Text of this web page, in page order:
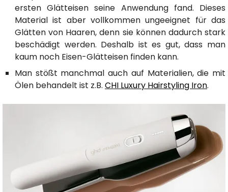
ersten Glätteisen seine Anwendung fand. Dieses
Material ist aber vollkommen ungeeignet für das
Glätten von Haaren, denn sie können dadurch stark
beschädigt werden. Deshalb ist es gut, dass man
kaum noch Eisen-Glätteisen finden kann.
Man stößt manchmal auch auf Materialien, die mit
Ölen behandelt ist z.B. CHI Luxury Hairstyling Iron.